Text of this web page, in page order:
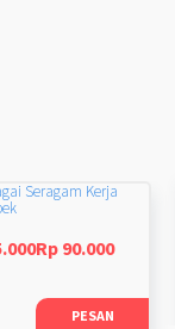
Seragam Kerja
90.000
PESAN